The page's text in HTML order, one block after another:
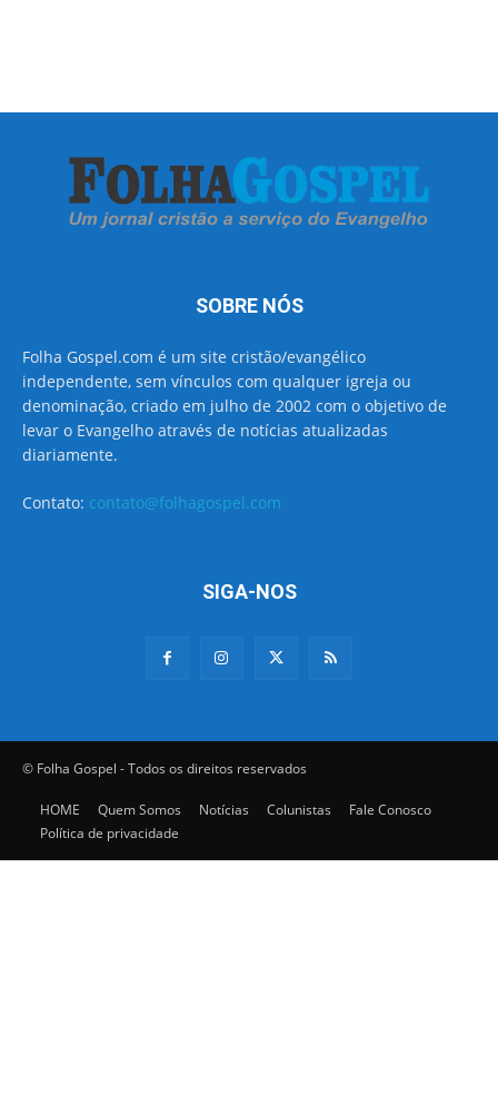
SOBRE NÓS
Folha Gospel.com é um site cristão/evangélico
independente, sem vínculos com qualquer igreja ou
denominação, criado em julho de 2002 com o objetivo de
levar o Evangelho através de notícias atualizadas
diariamente.
Contato: contato@folhagospel.com
SIGA-NOS
© Folha Gospel - Todos os direitos reservados
HOME Quem Somos Notícias Colunistas
Fale Conosco
Política de privacidade